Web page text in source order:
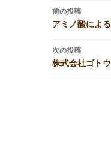
投
稿
ナ
ビ
ゲ
ー
前の投稿
アミノ酸によ
次の投稿
株式会社ゴト